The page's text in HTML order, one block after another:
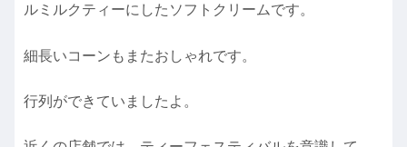
ルミルクティーにしたソフトクリームです。
細長いコーンもまたおしゃれです。
行列ができていましたよ。